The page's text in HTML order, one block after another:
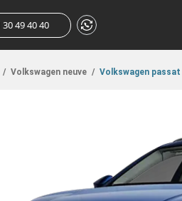
30 49 40 40
/ Volkswagen neuve / Volkswagen passat